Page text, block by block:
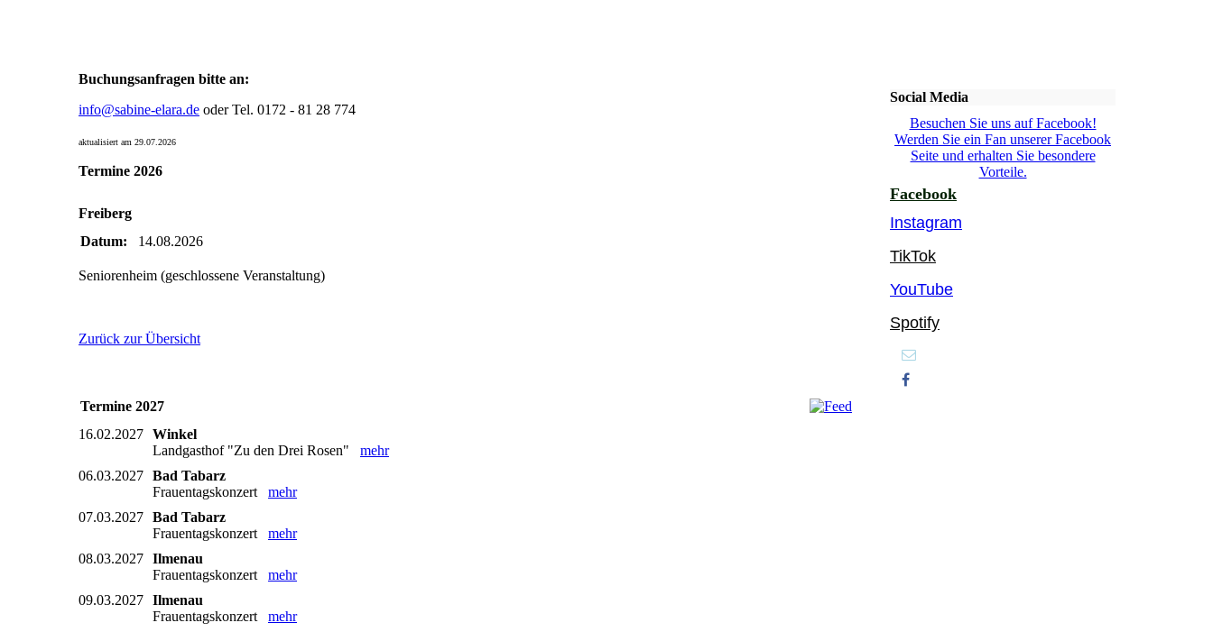
Buchungsanfragen bitte an:
info@sabine-elara.de oder Tel. 0172 - 81 28 774
aktualisiert am 29.07.2026
Termine 2026
Freiberg
Datum:
14.08.2026
Seniorenheim (geschlossene Veranstaltung)
Zurück zur Übersicht
Termine 2027
16.02.2027 Winkel
Landgasthof "Zu den Drei Rosen" mehr
06.03.2027 Bad Tabarz
Frauentagskonzert mehr
07.03.2027 Bad Tabarz
Frauentagskonzert mehr
08.03.2027 Ilmenau
Frauentagskonzert mehr
09.03.2027 Ilmenau
Frauentagskonzert mehr
Social Media
Besuchen Sie uns auf Facebook!
Werden Sie ein Fan unserer Facebook
Seite und erhalten Sie besondere
Vorteile.
Facebook
Instagram
TikTok
YouTube
Spotify